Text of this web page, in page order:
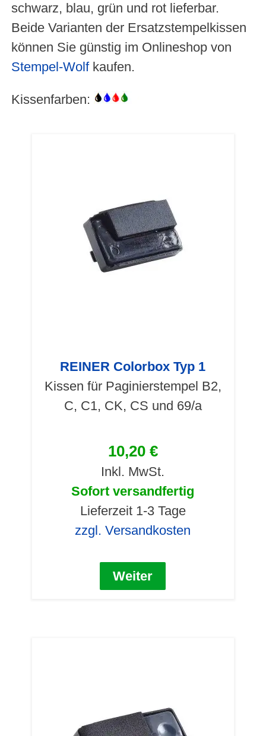
schwarz, blau, grün und rot lieferbar.
Beide Varianten der Ersatzstempelkissen
können Sie günstig im Onlineshop von
Stempel-Wolfkaufen.
Kissenfarben:
REINER Colorbox Typ 1
Kissen für Paginierstempel B2,
C, C1, CK, CS und 69/a
10,20 €
Inkl. MwSt.
Sofort versandfertig
Lieferzeit 1-3 Tage
zzgl. Versandkosten
Weiter